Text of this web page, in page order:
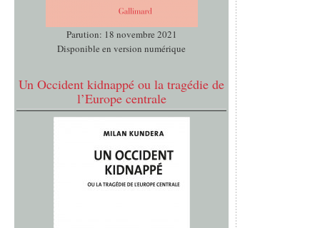
Parution: 18 novembre 2021
Disponible en version numérique
Un Occident kidnappé ou la tragédie de
l’Europe centrale